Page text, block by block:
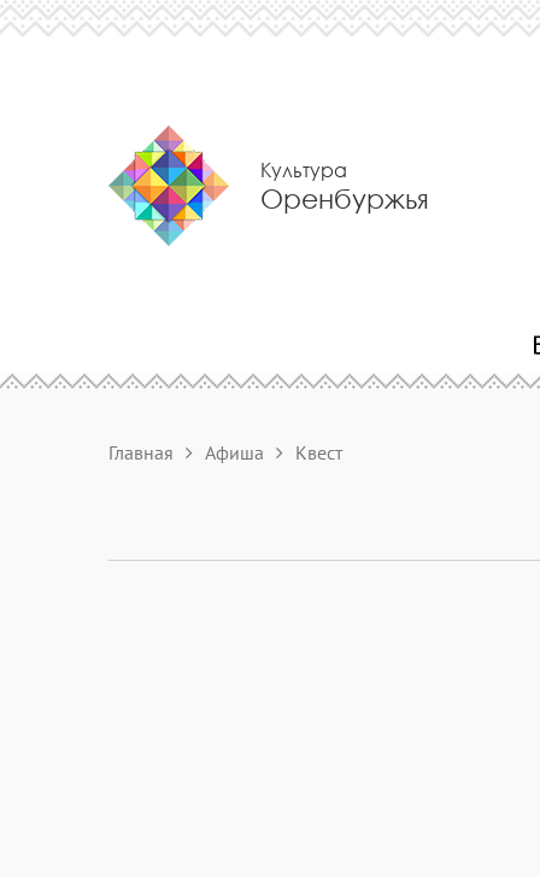
Культура
Оренбуржья
Главная Афиша Квест